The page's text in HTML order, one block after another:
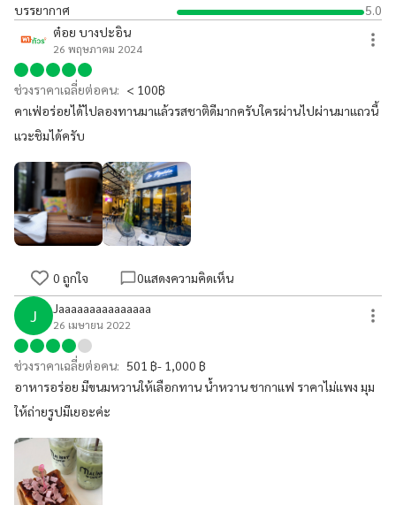
บรรยากาศ
5.0
ต๋อย บางปะอิน
26 พฤษภาคม 2024
ช่วงราคาเฉลี่ยต่อคน: < 100฿
คาเฟ่อร่อยได้ไปลองทานมาแล้วรสชาติดีมากครับใครผ่านไปผ่านมาแถวนี้
แวะชิมได้ครับ
0 ถูกใจ 0แสดงความคิดเห็น
J Jaaaaaaaaaaaaaaa
26 เมษายน 2022
ช่วงราคาเฉลี่ยต่อคน: 501 ฿- 1,000 ฿
อาหารอร่อย มีขนมหวานให้เลือกทาน น้ำหวาน ชากาเเฟ ราคาไม่เเพง มุม
ให้ถ่ายรูปมีเยอะค่ะ